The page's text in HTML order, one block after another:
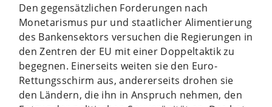
Den gegensätzlichen Forderungen nach
Monetarismus pur und staatlicher Alimentierung
des Bankensektors versuchen die Regierungen in
den Zentren der EU mit einer Doppeltaktik zu
begegnen. Einerseits weiten sie den Euro-
Rettungsschirm aus, andererseits drohen sie
den Ländern, die ihn in Anspruch nehmen, den